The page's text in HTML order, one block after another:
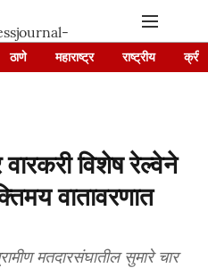
ठाणे महाराष्ट्र राष्ट्रीय
विशेष रेल्वेने
वातावरणात
मतदारसंघातील सुमारे चार